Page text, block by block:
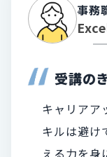
事務
受講の
キャリアア
キルは避け
える力を身